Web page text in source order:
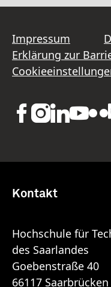
Impressum
Erklärung zur
Kontakt
Hochschule für
des Saarlandes
Goebenstraße 40
66117 Saarbrücken